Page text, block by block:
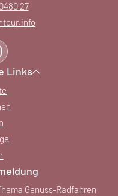
27
info
Links
Genuss-Radfahren